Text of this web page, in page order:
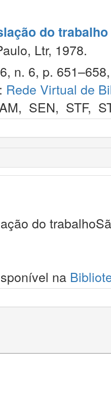
do trabalho
Ltr, 1978.
n. 6, p.
Rede Virtual de
, SEN, STF,
do
na